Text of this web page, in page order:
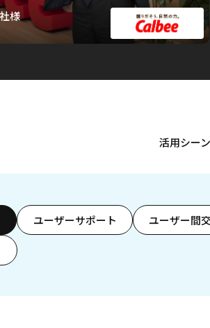
様
活用シーン
ユーザーサポート ユーザー間